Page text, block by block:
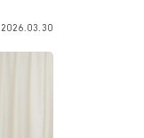
2026.03.30